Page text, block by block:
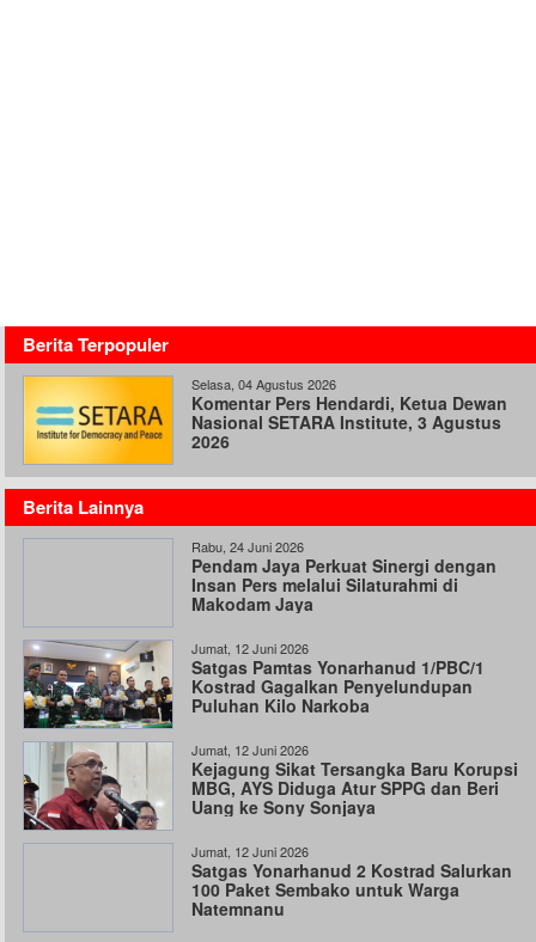
Berita Terpopuler
Selasa, 04 Agustus 2026
Komentar Pers Hendardi, Ketua Dewan
Nasional SETARA Institute, 3 Agustus
2026
Berita Lainnya
Rabu, 24 Juni 2026
Pendam Jaya Perkuat Sinergi dengan
Insan Pers melalui Silaturahmi di
Makodam Jaya
Jumat, 12 Juni 2026
Satgas Pamtas Yonarhanud 1/PBC/1
Kostrad Gagalkan Penyelundupan
Puluhan Kilo Narkoba
Jumat, 12 Juni 2026
Kejagung Sikat Tersangka Baru Korupsi
MBG, AYS Diduga Atur SPPG dan Beri
Uang ke Sony Sonjaya
Jumat, 12 Juni 2026
Satgas Yonarhanud 2 Kostrad Salurkan
100 Paket Sembako untuk Warga
Natemnanu